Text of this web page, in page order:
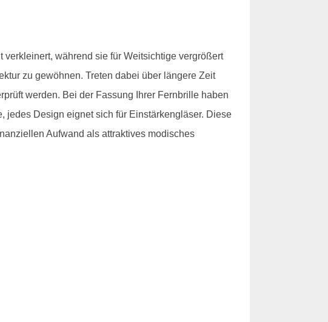
während sie für Weitsichtige vergrößert
zu gewöhnen. Treten dabei über längere Zeit
werden. Bei der Fassung Ihrer Fernbrille haben
jedes Design eignet sich für Einstärkengläser. Diese
Aufwand als attraktives modisches